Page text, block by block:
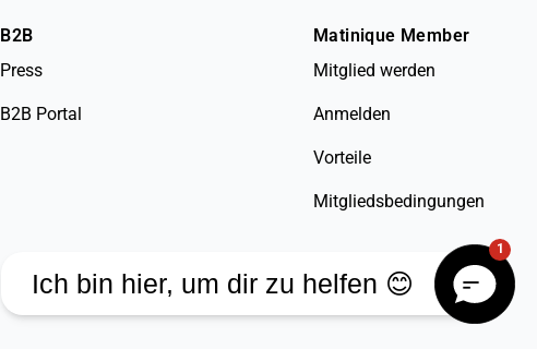
B2B
Press
B2B Portal
Matinique Member
Mitglied werden
Anmelden
Vorteile
Mitgliedsbedingungen
1
Ich bin hier, um dir zu helfen 😊